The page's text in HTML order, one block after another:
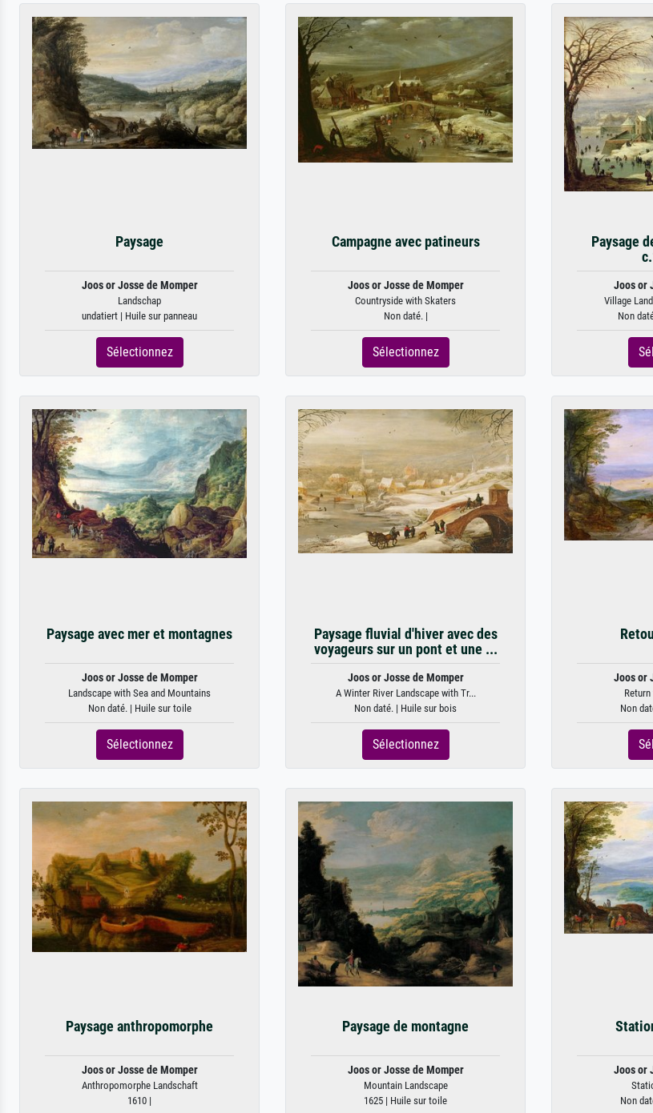
Paysage
Joos or Josse de Momper
Landschap
undatiert | Huile sur panneau
Sélectionnez
Campagne avec patineurs
Joos or Josse de Momper
Countryside with Skaters
Non daté. |
Sélectionnez
Paysage
Joos or
Village
Non
Paysage avec mer et montagnes
Joos or Josse de Momper
Landscape with Sea and Mountains
Non daté. | Huile sur toile
Sélectionnez
Paysage fluvial d'hiver avec des
voyageurs sur un pont et une ...
Joos or Josse de Momper
A Winter River Landscape with Tr...
Non daté. | Huile sur bois
Sélectionnez
Joos or
Non
Paysage anthropomorphe
Joos or Josse de Momper
Anthropomorphe Landschaft
1610 |
Paysage de montagne
Joos or Josse de Momper
Mountain Landscape
1625 | Huile sur toile
Joos or
Non